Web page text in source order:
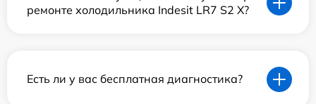
ремонте холодильника Indesit LR7 S2 X?
Есть ли у вас бесплатная диагностика?